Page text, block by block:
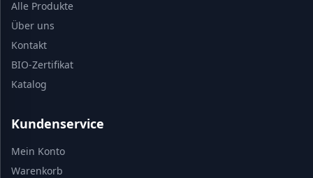
Alle Produkte
Über uns
Kontakt
BIO-Zertifikat
Katalog
Kundenservice
Mein Konto
Warenkorb